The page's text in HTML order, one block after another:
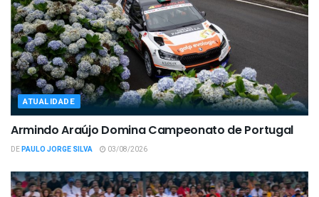
ATUALIDADE
Armindo Araújo Domina Campeonato de Portugal
DEPAULO JORGE SILVA 03/08/2026